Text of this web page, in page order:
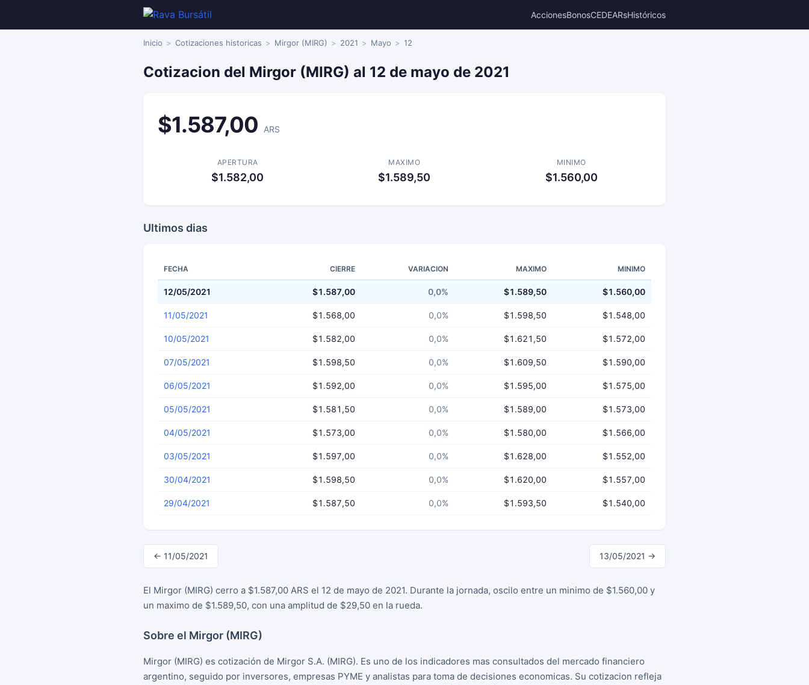
AccionesBonosCEDEARsHistóricos
Inicio Cotizaciones historicas Mirgor (MIRG) 2021 Mayo 12
Cotizacion del Mirgor (MIRG) al 12 de mayo de 2021
$1.587,00 ARS
APERTURA
$1.582,00
MAXIMO
$1.589,50
MINIMO
$1.560,00
Ultimos dias
FECHA CIERRE VARIACION MAXIMO MINIMO
12/05/2021 $1.587,00 0,0% $1.589,50 $1.560,00
11/05/2021 $1.568,00 0,0% $1.598,50 $1.548,00
10/05/2021 $1.582,00 0,0% $1.621,50 $1.572,00
07/05/2021 $1.598,50 0,0% $1.609,50 $1.590,00
06/05/2021 $1.592,00 0,0% $1.595,00 $1.575,00
05/05/2021 $1.581,50 0,0% $1.589,00 $1.573,00
04/05/2021 $1.573,00 0,0% $1.580,00 $1.566,00
03/05/2021 $1.597,00 0,0% $1.628,00 $1.552,00
30/04/2021 $1.598,50 0,0% $1.620,00 $1.557,00
29/04/2021 $1.587,50 0,0% $1.593,50 $1.540,00
← 11/05/2021 13/05/2021 →
El Mirgor (MIRG) cerro a $1.587,00 ARS el 12 de mayo de 2021. Durante la jornada, oscilo entre un minimo de $1.560,00 y
un maximo de $1.589,50, con una amplitud de $29,50 en la rueda.
Sobre el Mirgor (MIRG)
Mirgor (MIRG) es cotización de Mirgor S.A. (MIRG). Es uno de los indicadores mas consultados del mercado financiero
argentino, seguido por inversores, empresas PYME y analistas para toma de decisiones economicas. Su cotizacion refleja